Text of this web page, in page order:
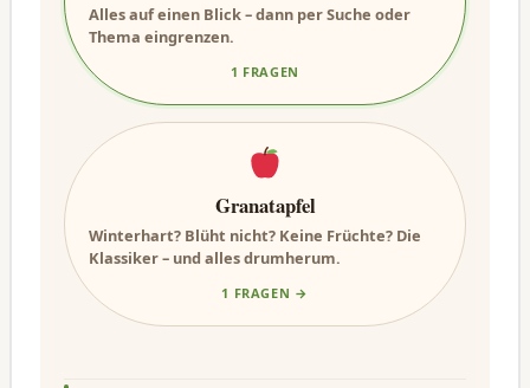
Alles auf einen Blick – dann per Suche oder
Thema eingrenzen.
1 FRAGEN
Granatapfel
Winterhart? Blüht nicht? Keine Früchte? Die
Klassiker – und alles drumherum.
1 FRAGEN →